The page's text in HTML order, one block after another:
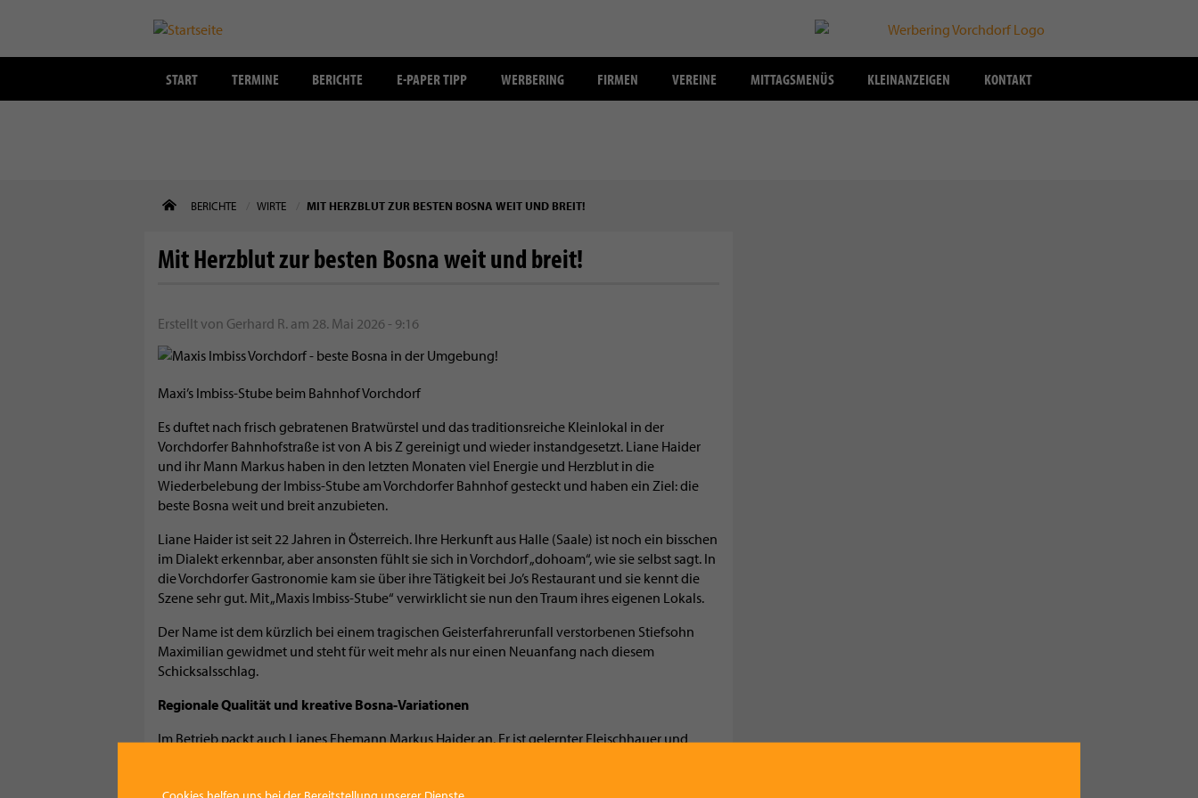
START TERMINE BERICHTE E-PAPER TIPP WERBERING FIRMEN VEREINE MITTAGSMENÜS KLEINANZEIGEN KONTAKT
BERICHTE WIRTE MIT HERZBLUT ZUR BESTEN BOSNA WEIT UND BREIT!
Mit Herzblut zur besten Bosna weit und breit!
Erstellt von Gerhard R. am 28. Mai 2026 - 9:16
Maxi’s Imbiss-Stube beim Bahnhof Vorchdorf
Es duftet nach frisch gebratenen Bratwürstel und das traditionsreiche Kleinlokal in der
Vorchdorfer Bahnhofstraße ist von A bis Z gereinigt und wieder instandgesetzt. Liane Haider
und ihr Mann Markus haben in den letzten Monaten viel Energie und Herzblut in die
Wiederbelebung der Imbiss-Stube am Vorchdorfer Bahnhof gesteckt und haben ein Ziel: die
beste Bosna weit und breit anzubieten.
Liane Haider ist seit 22 Jahren in Österreich. Ihre Herkunft aus Halle (Saale) ist noch ein bisschen
im Dialekt erkennbar, aber ansonsten fühlt sie sich in Vorchdorf „dohoam“, wie sie selbst sagt. In
die Vorchdorfer Gastronomie kam sie über ihre Tätigkeit bei Jo’s Restaurant und sie kennt die
Szene sehr gut. Mit „Maxis Imbiss-Stube“ verwirklicht sie nun den Traum ihres eigenen Lokals.
Der Name ist dem kürzlich bei einem tragischen Geisterfahrerunfall verstorbenen Stiefsohn
Maximilian gewidmet und steht für weit mehr als nur einen Neuanfang nach diesem
Schicksalsschlag.
Regionale Qualität und kreative Bosna-Variationen
Im Betrieb packt auch Lianes Ehemann Markus Haider an. Er ist gelernter Fleischhauer und